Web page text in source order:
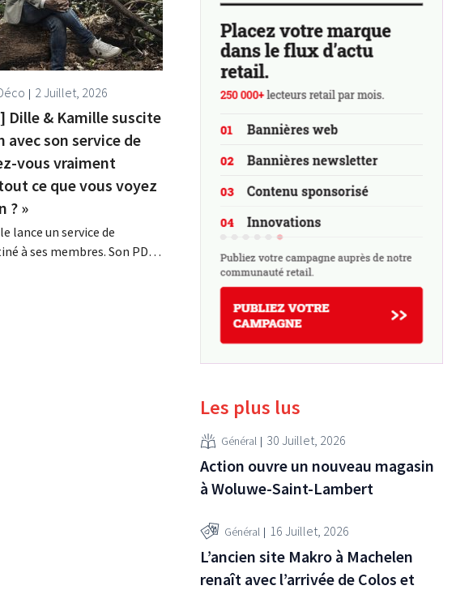
2 Juillet, 2026
Dille & Kamille suscite
avec son service de
vous vraiment
ce que vous voyez
? »
lance un service de
à ses membres. Son PDG,
Les plus lus
Général 30 Juillet, 2026
Action ouvre un nouveau magasin
à Woluwe-Saint-Lambert
Général 16 Juillet, 2026
L’ancien site Makro à Machelen
renaît avec l’arrivée de Colos et